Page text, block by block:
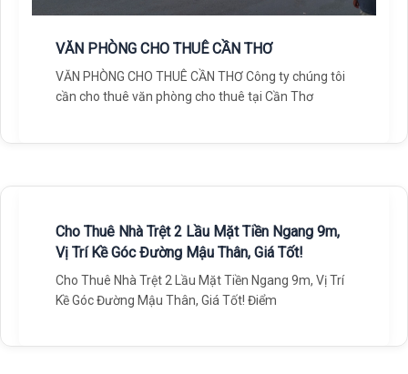
VĂN PHÒNG CHO THUÊ CẦN THƠ
VĂN PHÒNG CHO THUÊ CẦN THƠ Công ty chúng tôi
cần cho thuê văn phòng cho thuê tại Cần Thơ
Cho Thuê Nhà Trệt 2 Lầu Mặt Tiền Ngang 9m,
Vị Trí Kề Góc Đường Mậu Thân, Giá Tốt!
Cho Thuê Nhà Trệt 2 Lầu Mặt Tiền Ngang 9m, Vị Trí
Kề Góc Đường Mậu Thân, Giá Tốt! Điểm